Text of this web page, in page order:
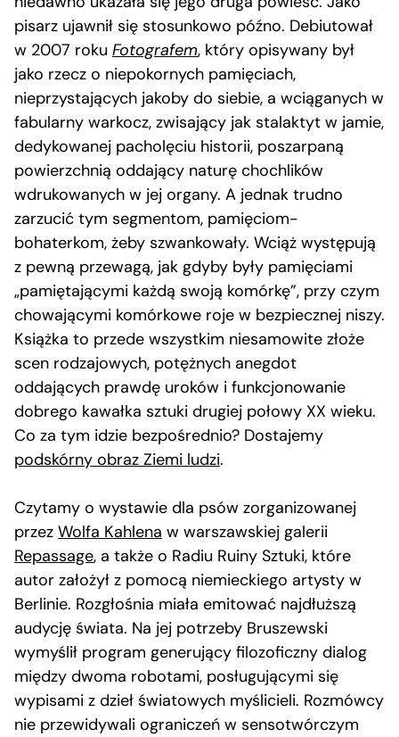
pisarz ujawnił się stosunkowo późno. Debiutował
w 2007 roku Fotografem, który opisywany był
jako rzecz o niepokornych pamięciach,
nieprzystających jakoby do siebie, a wciąganych w
fabularny warkocz, zwisający jak stalaktyt w jamie,
dedykowanej pacholęciu historii, poszarpaną
powierzchnią oddający naturę chochlików
wdrukowanych w jej organy. A jednak trudno
zarzucić tym segmentom, pamięciom-
bohaterkom, żeby szwankowały. Wciąż występują
z pewną przewagą, jak gdyby były pamięciami
„pamiętającymi każdą swoją komórkę”, przy czym
chowającymi komórkowe roje w bezpiecznej niszy.
Książka to przede wszystkim niesamowite złoże
scen rodzajowych, potężnych anegdot
oddających prawdę uroków i funkcjonowanie
dobrego kawałka sztuki drugiej połowy XX wieku.
Co za tym idzie bezpośrednio? Dostajemy
podskórny obraz Ziemi ludzi.
Czytamy o wystawie dla psów zorganizowanej
przez Wolfa Kahlena w warszawskiej galerii
Repassage, a także o Radiu Ruiny Sztuki, które
autor założył z pomocą niemieckiego artysty w
Berlinie. Rozgłośnia miała emitować najdłuższą
audycję świata. Na jej potrzeby Bruszewski
wymyślił program generujący filozoficzny dialog
między dwoma robotami, posługującymi się
wypisami z dzieł światowych myślicieli. Rozmówcy
nie przewidywali ograniczeń w sensotwórczym